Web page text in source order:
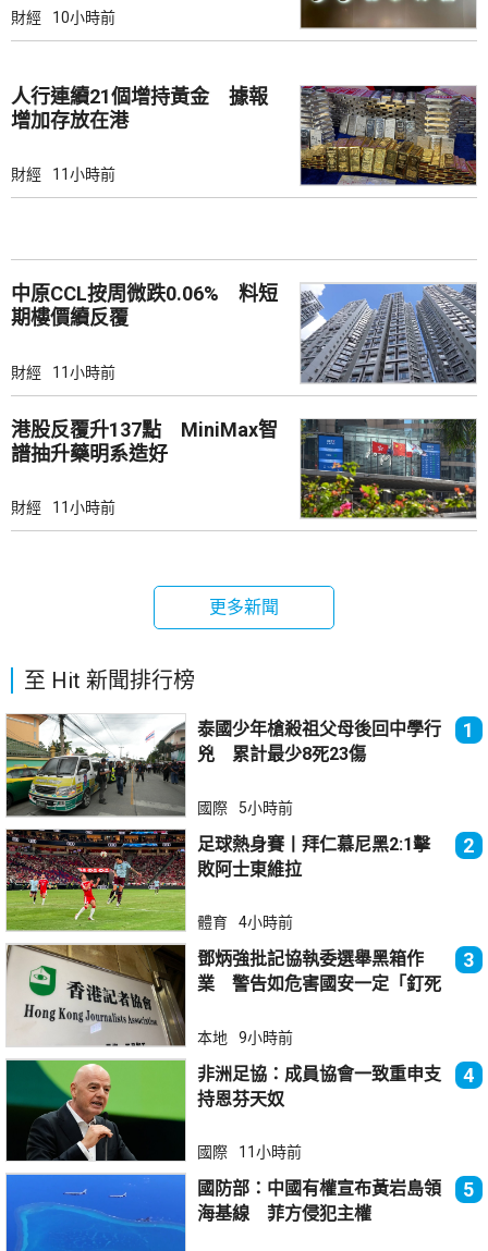
財經 10小時前
人行連續21個增持黃金 據報
增加存放在港
財經 11小時前
中原CCL按周微跌0.06% 料短
期樓價續反覆
財經 11小時前
港股反覆升137點 MiniMax智
譜抽升藥明系造好
財經 11小時前
更多新聞
至 Hit 新聞排行榜
泰國少年槍殺祖父母後回中學行
兇 累計最少8死23傷
1
國際 5小時前
足球熱身賽丨拜仁慕尼黑2:1擊
敗阿士東維拉
2
體育 4小時前
鄧炳強批記協執委選舉黑箱作
業 警告如危害國安一定「釘死
3
本地 9小時前
非洲足協：成員協會一致重申支
持恩芬天奴
4
國際 11小時前
國防部：中國有權宣布黃岩島領
海基線 菲方侵犯主權
5